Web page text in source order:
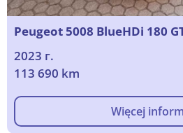
Peugeot 5008 BlueHDi 180
2023 г.
113 690 km
Więcej